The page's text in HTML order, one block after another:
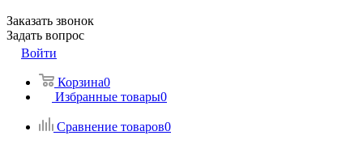
Заказать звонок
Задать вопрос
Войти
Корзина0
Избранные товары0
Сравнение товаров0